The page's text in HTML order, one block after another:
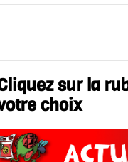
sur la
choix